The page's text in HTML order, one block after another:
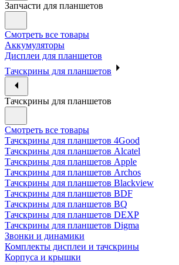
Запчасти для планшетов
Смотреть все товары
Аккумуляторы
Дисплеи для планшетов
Тачскрины для планшетов
Тачскрины для планшетов
Смотреть все товары
Тачскрины для планшетов 4Good
Тачскрины для планшетов Alcatel
Тачскрины для планшетов Apple
Тачскрины для планшетов Archos
Тачскрины для планшетов Blackview
Тачскрины для планшетов BDF
Тачскрины для планшетов BQ
Тачскрины для планшетов DEXP
Тачскрины для планшетов Digma
Звонки и динамики
Комплекты дисплеи и тачскрины
Корпуса и крышки